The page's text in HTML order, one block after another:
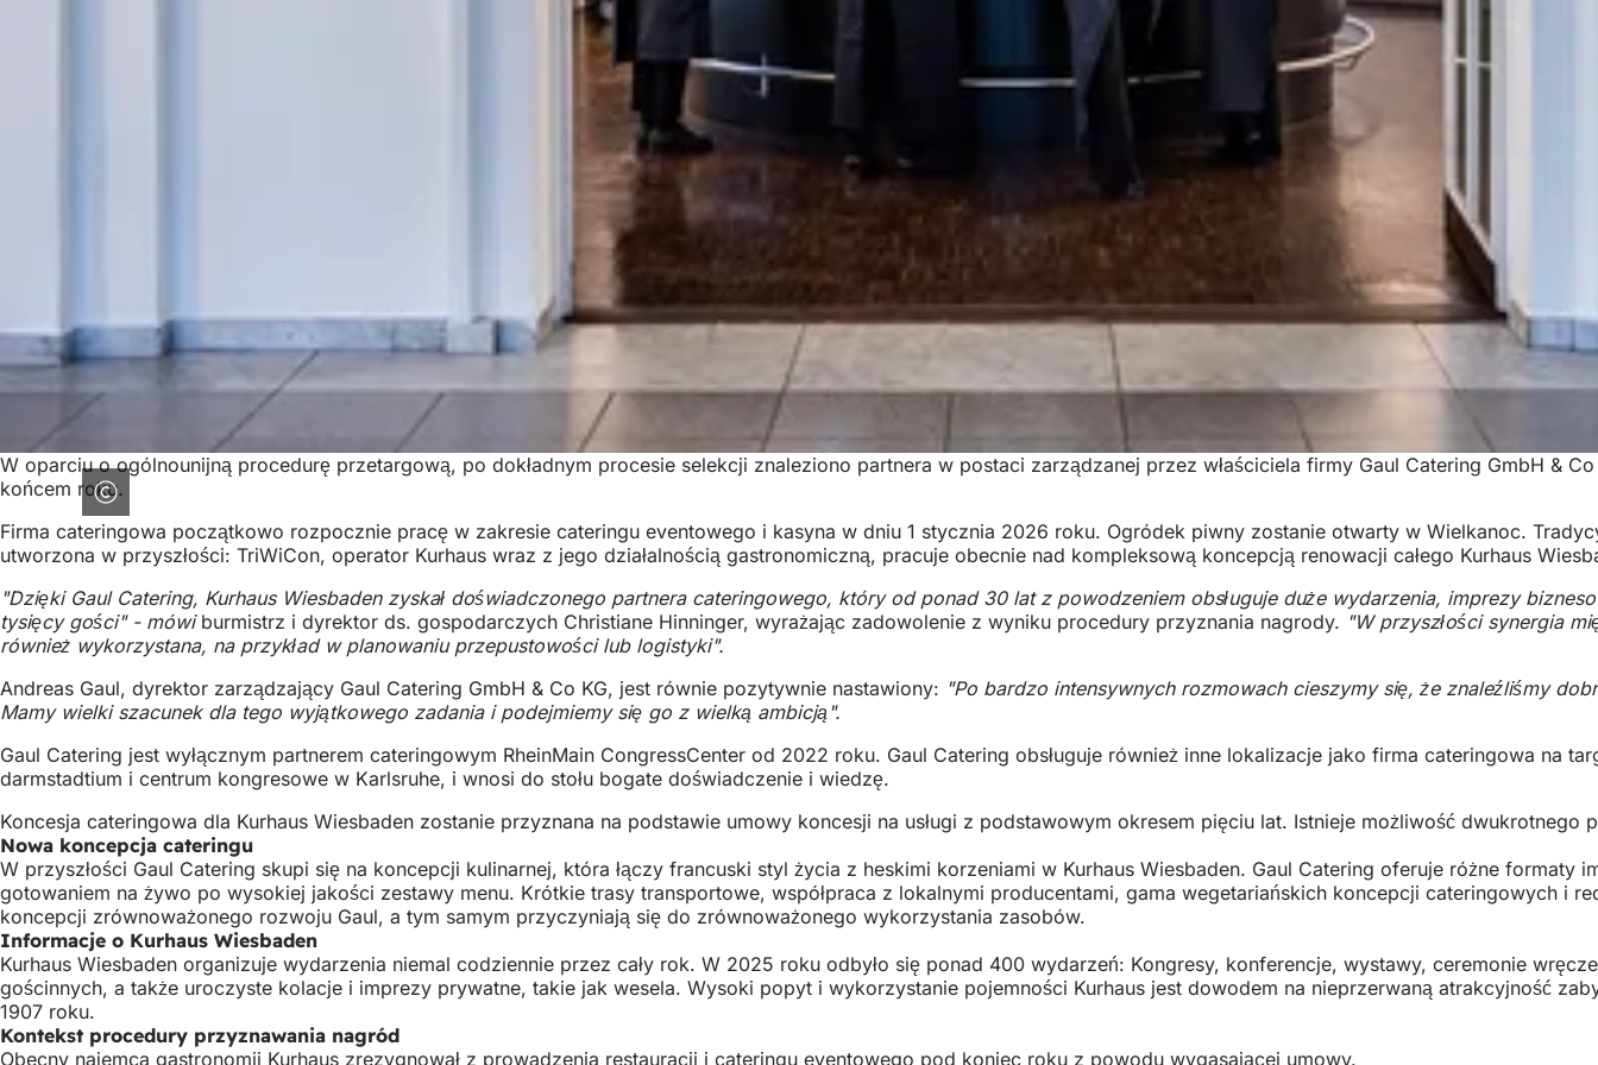
W oparciu o ogólnounijną procedurę przetargową, po dokładnym procesie selekcji znaleziono partnera w postaci zarządzanej przez właściciela firmy Gaul Catering GmbH &
końcem roku.
Firma cateringowa początkowo rozpocznie pracę w zakresie cateringu eventowego i kasyna w dniu 1 stycznia 2026 roku. Ogródek piwny zostanie otwarty w Wielkanoc.
utworzona w przyszłości: TriWiCon, operator Kurhaus wraz z jego działalnością gastronomiczną, pracuje obecnie nad kompleksową koncepcją renowacji całego Kurhaus
"Dzięki Gaul Catering, Kurhaus Wiesbaden zyskał doświadczonego partnera cateringowego, który od ponad 30 lat z powodzeniem obsługuje duże wydarzenia, imprezy
tysięcy gości" - mówiburmistrz i dyrektor ds. gospodarczych Christiane Hinninger, wyrażając zadowolenie z wyniku procedury przyznania nagrody. "W przyszłości synergia
również wykorzystana, na przykład w planowaniu przepustowości lub logistyki".
Andreas Gaul, dyrektor zarządzający Gaul Catering GmbH & Co KG, jest równie pozytywnie nastawiony: "Po bardzo intensywnych rozmowach cieszymy się, że znaleźliśmy
Mamy wielki szacunek dla tego wyjątkowego zadania i podejmiemy się go z wielką ambicją".
Gaul Catering jest wyłącznym partnerem cateringowym RheinMain CongressCenter od 2022 roku. Gaul Catering obsługuje również inne lokalizacje jako firma cateringowa na
darmstadtium i centrum kongresowe w Karlsruhe, i wnosi do stołu bogate doświadczenie i wiedzę.
Koncesja cateringowa dla Kurhaus Wiesbaden zostanie przyznana na podstawie umowy koncesji na usługi z podstawowym okresem pięciu lat. Istnieje możliwość dwukrotnego
Nowa koncepcja cateringu
W przyszłości Gaul Catering skupi się na koncepcji kulinarnej, która łączy francuski styl życia z heskimi korzeniami w Kurhaus Wiesbaden. Gaul Catering oferuje różne
gotowaniem na żywo po wysokiej jakości zestawy menu. Krótkie trasy transportowe, współpraca z lokalnymi producentami, gama wegetariańskich koncepcji cateringowych i
koncepcji zrównoważonego rozwoju Gaul, a tym samym przyczyniają się do zrównoważonego wykorzystania zasobów.
Informacje o Kurhaus Wiesbaden
Kurhaus Wiesbaden organizuje wydarzenia niemal codziennie przez cały rok. W 2025 roku odbyło się ponad 400 wydarzeń: Kongresy, konferencje, wystawy, ceremonie
gościnnych, a także uroczyste kolacje i imprezy prywatne, takie jak wesela. Wysoki popyt i wykorzystanie pojemności Kurhaus jest dowodem na nieprzerwaną atrakcyjność
1907 roku.
Kontekst procedury przyznawania nagród
Obecny najemca gastronomii Kurhaus zrezygnował z prowadzenia restauracji i cateringu eventowego pod koniec roku z powodu wygasającej umowy.